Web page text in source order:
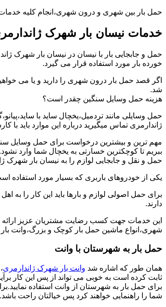
حمل بار بین شهری و درون شهری،انجام کلیه خدمات
خدمات نیسان بار شهرک
خورده بار مورد استفاده قرار می گیرد.
اگر قصد حمل بار درون شهری را دارید و یا می
شد.
هزینه حمل وسایل سنگین چقدر است؟
حمل وسایلی مانند تردمیل،یخچال ساید با
ژاندارمری تماس میگیرید درباره این موارد باید با
مهم ترین و بیشترین درخواست برای حمل وسایل
ببریم تا کوچکترین خسارتی به یخچال شما وارد نشود.
حمل و نقل و جابجایی لوازم را به نیسان بار شهرک
یکی از خودروهای باربری که بسیار مورد استفاده
برای حمل اصولی لوازم و بارها باید این کار را به
دارند.
این خدمات جهت کسب رضایت مشتریان عزیز ارائه
شهری،انواع ماشین حمل بار کوچک و بزرگ،وانت بار
حمل بار به شهرستان با وانت
همان طور که اشاره شد وانت بار شهرک ژاندارمری
ثابت کرده است به خوبی می تواند از پس این کار
برای حمل بار به شهرستان از وانت استفاده
شما را راهنمایی خواهند کرد پس خیالتان راحت